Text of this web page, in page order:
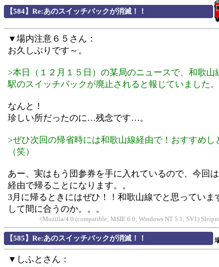
【584】Re:あのスイッチバックが消滅！！
▼場内注意６５さん：
お久しぶりです～。
>本日（１２月１５日）の某局のニュースで、和歌山
駅のスイッチバックが廃止されると報じていました。
なんと！
珍しい所だったのに…残念です…。
>ぜひ次回の帰省時には和歌山線経由で！おすすめし
（笑）
あー、実はもう団参券を手に入れているので、今回
経由で帰ることになります。。
3月に帰るときにはぜひ！！和歌山線でと思っていま
して間に合うのか。。。
<Mozilla/4.0 (compatible; MSIE 6.0; Windows NT 5.1; SV1)
【585】Re:あのスイッチバックが消滅！！
▼しふとさん：